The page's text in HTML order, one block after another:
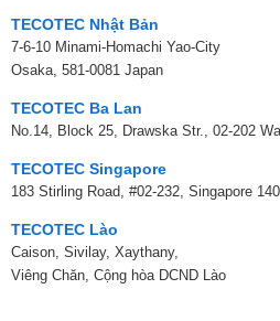
TECOTEC Nhật Bản
7-6-10 Minami-Homachi Yao-City
Osaka, 581-0081 Japan
TECOTEC Ba Lan
No.14, Block 25, Drawska Str., 02-202
TECOTEC Singapore
183 Stirling Road, #02-232, Singapore
TECOTEC Lào
Caison, Sivilay, Xaythany,
Viêng Chăn, Cộng hòa DCND Lào